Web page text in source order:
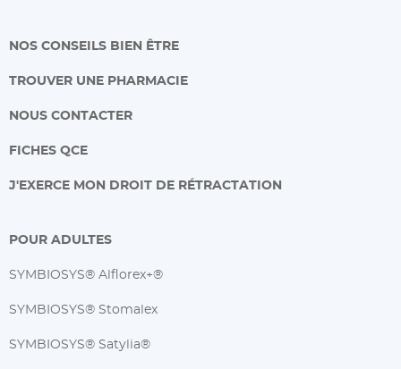
NOS CONSEILS BIEN ÊTRE
TROUVER UNE PHARMACIE
NOUS CONTACTER
FICHES QCE
J'EXERCE MON DROIT DE RÉTRACTATION
POUR ADULTES
SYMBIOSYS® Alflorex+®
SYMBIOSYS® Stomalex
SYMBIOSYS® Satylia®